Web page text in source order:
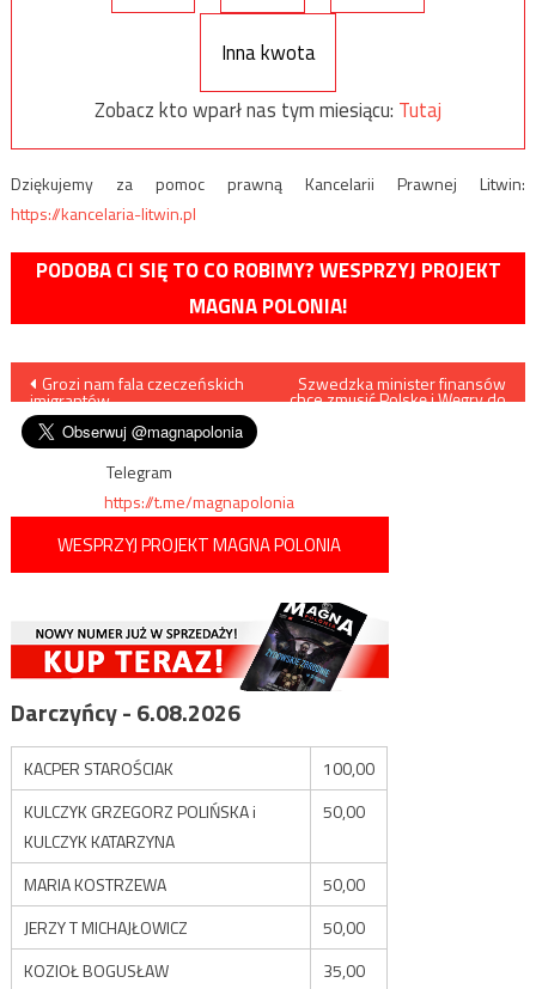
Inna kwota
Zobacz kto wparł nas tym miesiącu: Tutaj
Dziękujemy za pomoc prawną Kancelarii Prawnej Litwin:
https://kancelaria-litwin.pl
PODOBA CI SIĘ TO CO ROBIMY? WESPRZYJ PROJEKT
MAGNA POLONIA!
Nawigacja
wpisu
Grozi nam fala czeczeńskich
imigrantów
Szwedzka minister finansów
chce zmusić Polskę i Węgry do
Telegram
https://t.me/magnapolonia
WESPRZYJ PROJEKT MAGNA POLONIA
Darczyńcy - 6.08.2026
KACPER STAROŚCIAK
100,00
KULCZYK GRZEGORZ POLIŃSKA i
KULCZYK KATARZYNA
50,00
MARIA KOSTRZEWA
50,00
JERZY T MICHAJŁOWICZ
50,00
KOZIOŁ BOGUSŁAW
35,00